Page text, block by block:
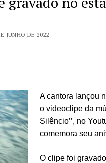
JUNHO DE 2022
A cantora lançou
o videoclipe da
Silêncio’’, no
comemora seu
O clipe foi